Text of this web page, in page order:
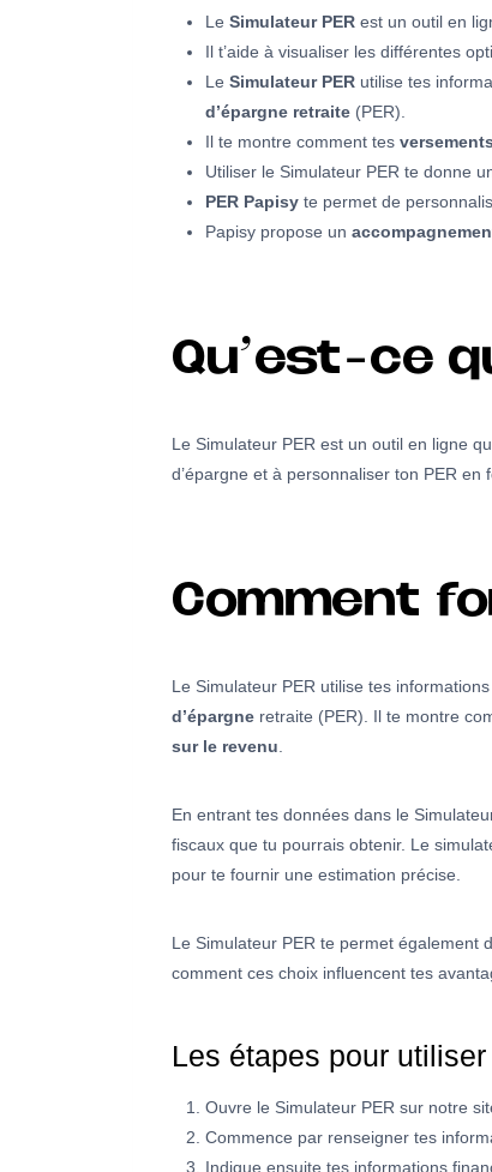
Le Simulateur PER est un outil en
Il t’aide à visualiser les différentes
Le Simulateur PER utilise tes
d’épargne retraite (PER).
Il te montre comment tes versements
Utiliser le Simulateur PER te donne
PER Papisy te permet de
Papisy propose un
Qu’est-ce
Le Simulateur PER est un outil en ligne
d’épargne et à personnaliser ton PER en
Comment
Le Simulateur PER utilise tes
d’épargne retraite (PER). Il te montre
sur le revenu
En entrant tes données dans le
fiscaux que tu pourrais obtenir. Le
pour te fournir une estimation précise.
Le Simulateur PER te permet également
comment ces choix influencent tes
Les étapes pour
Ouvre le Simulateur PER sur notre
Commence par renseigner tes
Indique ensuite tes informations